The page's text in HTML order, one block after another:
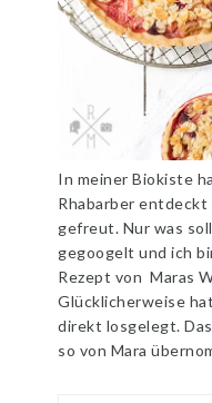
In meiner Biokiste
Rhabarber entdeckt
gefreut. Nur was
gegoogelt und ich
Rezept von Maras
Glücklicherweise
direkt losgelegt.
so von Mara